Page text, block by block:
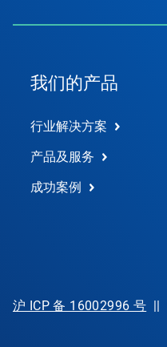
我们的产品
行业解决方案
产品及服务
成功案例
沪 ICP 备 16002996 号 ||